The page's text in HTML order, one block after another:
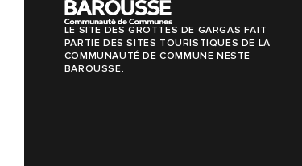
LE SITE DES GROTTES DE GARGAS FAIT
PARTIE DES SITES TOURISTIQUES DE LA
COMMUNAUTÉ DE COMMUNE NESTE
BAROUSSE.